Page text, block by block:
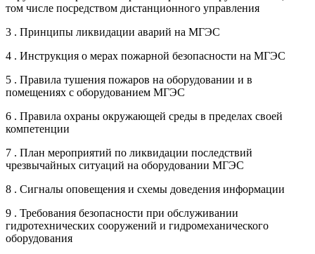
том числе посредством дистанционного управления
3 . Принципы ликвидации аварий на МГЭС
4 . Инструкция о мерах пожарной безопасности на МГЭС
5 . Правила тушения пожаров на оборудовании и в
помещениях с оборудованием МГЭС
6 . Правила охраны окружающей среды в пределах своей
компетенции
7 . План мероприятий по ликвидации последствий
чрезвычайных ситуаций на оборудовании МГЭС
8 . Сигналы оповещения и схемы доведения информации
9 . Требования безопасности при обслуживании
гидротехнических сооружений и гидромеханического
оборудования